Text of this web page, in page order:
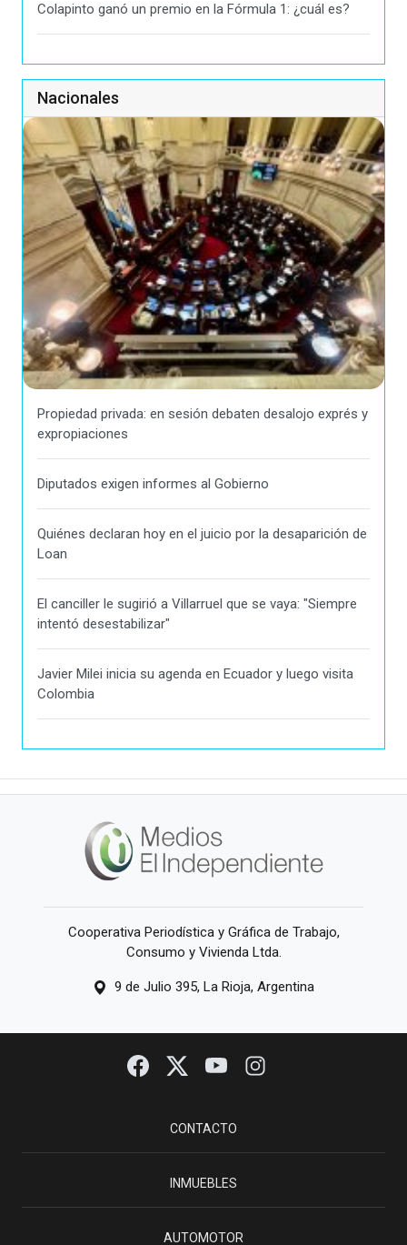
Colapinto ganó un premio en la Fórmula 1: ¿cuál es?
Nacionales
Propiedad privada: en sesión debaten desalojo exprés y
expropiaciones
Diputados exigen informes al Gobierno
Quiénes declaran hoy en el juicio por la desaparición de
Loan
El canciller le sugirió a Villarruel que se vaya: "Siempre
intentó desestabilizar"
Javier Milei inicia su agenda en Ecuador y luego visita
Colombia
Cooperativa Periodística y Gráfica de Trabajo,
Consumo y Vivienda Ltda.
9 de Julio 395, La Rioja, Argentina
CONTACTO
INMUEBLES
AUTOMOTOR